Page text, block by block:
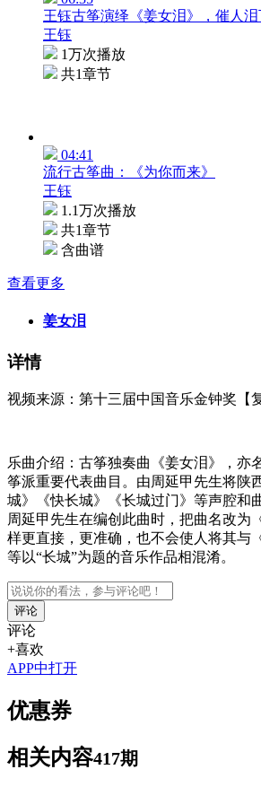
王钰古筝演绎《姜女泪》，催人泪
王钰
1万次播放
共1章节
04:41
流行古筝曲：《为你而来》
王钰
1.1万次播放
共1章节
含曲谱
查看更多
姜女泪
详情
视频来源：第十三届中国音乐金钟奖【
乐曲介绍：古筝独奏曲《姜女泪》，亦
筝派重要代表曲目。由周延甲先生将陕
城》《快长城》《长城过门》等声腔和
周延甲先生在编创此曲时，把曲名改为
样更直接，更准确，也不会使人将其与
等以“长城”为题的音乐作品相混淆。
评论
评论
+喜欢
APP中打开
优惠券
相关内容417期